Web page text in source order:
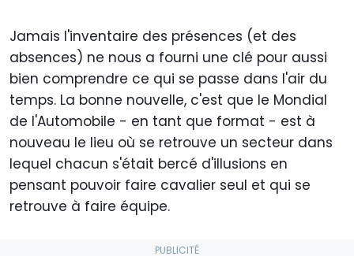
Jamais l'inventaire des présences (et des
absences) ne nous a fourni une clé pour aussi
bien comprendre ce qui se passe dans l'air du
temps. La bonne nouvelle, c'est que le Mondial
de l'Automobile - en tant que format - est à
nouveau le lieu où se retrouve un secteur dans
lequel chacun s'était bercé d'illusions en
pensant pouvoir faire cavalier seul et qui se
retrouve à faire équipe.